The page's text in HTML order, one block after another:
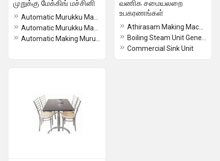
முறுக்கு மேக்கிங் மச்சினி
வணிக சமையலறை
உபகரணங்கள்
Commercial Sink Unit